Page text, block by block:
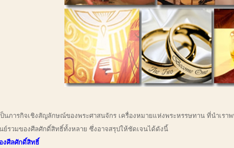
ภารกิจเชิงสัญลักษณ์ของพระศาสนจักร เครื่องหมายแห่งพระหรรษทาน ที่นำเร
ย์รวมของศีลศักดิ์สิทธิ์ทั้งหลาย ซึ่งอาจสรุปให้ชัดเจนได้ดังนี้
งศีลศักดิ์สิทธิ์